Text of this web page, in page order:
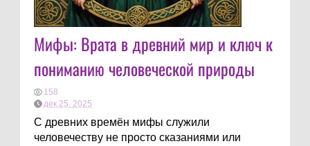
Мифы: Врата в древний мир и ключ к
пониманию человеческой природы
158
дек 25, 2025
С древних времён мифы служили
человечеству не просто сказаниями или